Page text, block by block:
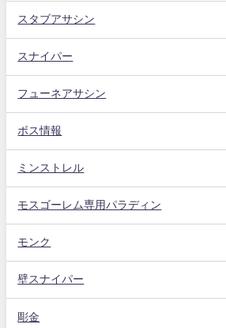
スタブアサシン
スナイパー
フューネアサシン
ボス情報
ミンストレル
モスゴーレム専用パラディン
モンク
壁スナイパー
彫金